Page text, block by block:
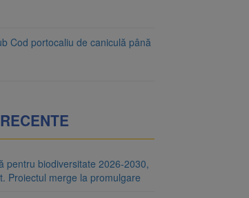
Cod portocaliu de caniculă până
pentru biodiversitate 2026-2030,
Proiectul merge la promulgare